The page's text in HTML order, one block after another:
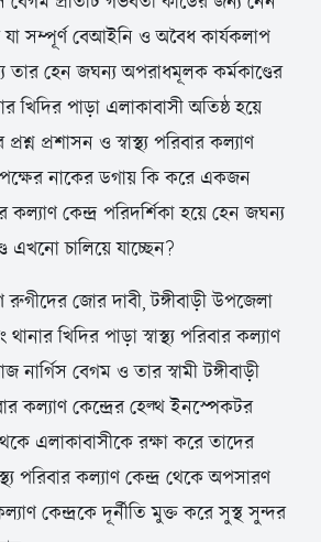
সম্পূর্ণ বেআইনি ও অবৈধ কার্যকলাপ
তার হেন জঘন্য অপরাধমূলক কর্মকাণ্ডের
খিদির পাড়া এলাকাবাসী অতিষ্ঠ হয়ে
প্রশাসন ও স্বাস্থ্য পরিবার কল্যাণ
নাকের ডগায় কি করে একজন
কল্যাণ কেন্দ্র পরিদর্শিকা হয়ে হেন জঘন্য
এখনো চালিয়ে যাচ্ছেন?
জোর দাবী, টঙ্গীবাড়ী উপজেলা
খিদির পাড়া স্বাস্থ্য পরিবার কল্যাণ
নার্গিস বেগম ও তার স্বামী টঙ্গীবাড়ী
কল্যাণ কেন্দ্রের হেল্থ ইনস্পেকটর
এলাকাবাসীকে রক্ষা করে তাদের
পরিবার কল্যাণ কেন্দ্র থেকে অপসারণ
কেন্দ্রকে দূর্নীতি মুক্ত করে সুস্থ সুন্দর